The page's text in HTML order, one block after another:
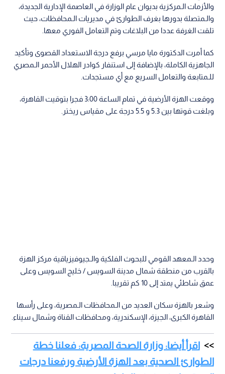
والأزمات الـمركزية بديوان عام الوزارة في العاصمة الإدارية الجديدة،
والـمتصلة بدورها بغرف الطوارئ في مديريات الـمحافظات، حيث
تلقت الغرفة عددا من البلاغات وتم التعامل الفوري معها.
كما أمرت الدكتورة مايا مرسي برفع درجة الاستعداد القصوى وتأكيد
الجاهزية الكاملة، بالإضافة إلى استنفار كوادر الهلال الأحمر الـمصري
للـمتابعة والتعامل السريع مع أي مستجدات.
ووقعت الهزة الأرضية في تمام الساعة 3:00 فجرا بتوقيت القاهرة،
وبلغت قوتها بين 5.3 و 5.5 درجة على مقياس ريختر.
وحدد الـمعهد القومي للبحوث الفلكية والـجيوفيزياقية مركز الهزة
بالقرب من منطقة شمال مدينة السويس / خليج السويس وعلى
عمق شاطئي يمتد إلى 10 كم تقريبا.
وشعر بالهزة سكان العديد من الـمحافظات الـمصرية، وعلى رأسها
القاهرة الكبرى، الجيزة، الإسكندرية، ومحافظات القناة وشمال سيناء.
اقرأ أيضا: وزارة الصحة المصرية: فعلنا خطة
الطوارئ الصحية بعد الهزة الأرضية ورفعنا درجات